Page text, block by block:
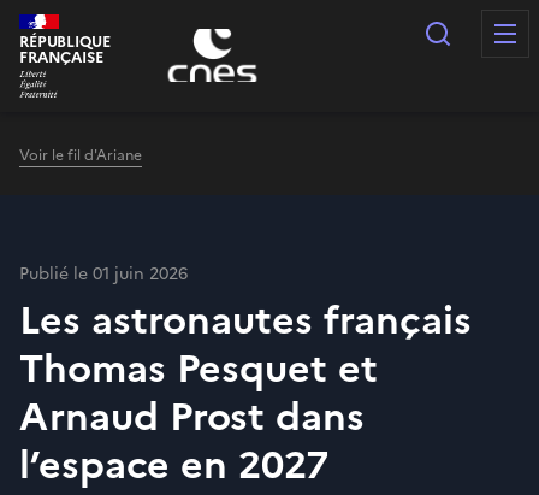
Panneau de gestion des cookies
RÉPUBLIQUE
FRANÇAISE
Voir le fil d'Ariane
Publié le 01 juin 2026
Les astronautes français
Thomas Pesquet et
Arnaud Prost dans
l’espace en 2027